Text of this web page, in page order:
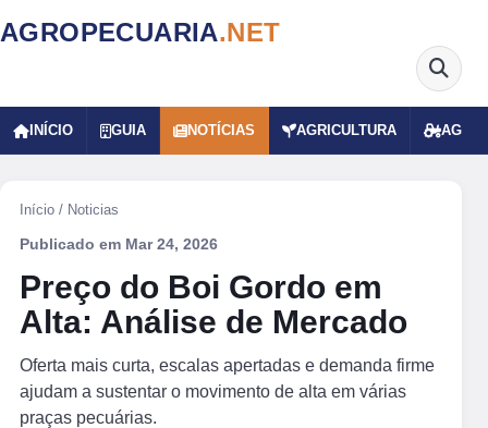
AGROPECUARIA.NET
INÍCIO GUIA NOTÍCIAS AGRICULTURA
Início / Noticias
Publicado em Mar 24, 2026
Preço do Boi Gordo em
Alta: Análise de Mercado
Oferta mais curta, escalas apertadas e demanda firme
ajudam a sustentar o movimento de alta em várias
praças pecuárias.